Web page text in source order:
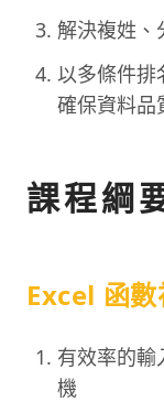
解決複姓、
以多條件排
確保資料品
課程綱
Excel 函數
有效率的輸
機